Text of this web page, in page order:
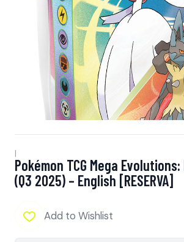
|
Pokémon TCG Mega
(Q3 2025) – English [RESERVA]
Add to Wishlist